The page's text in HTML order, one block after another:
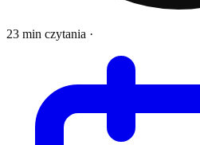
23 min czytania ·